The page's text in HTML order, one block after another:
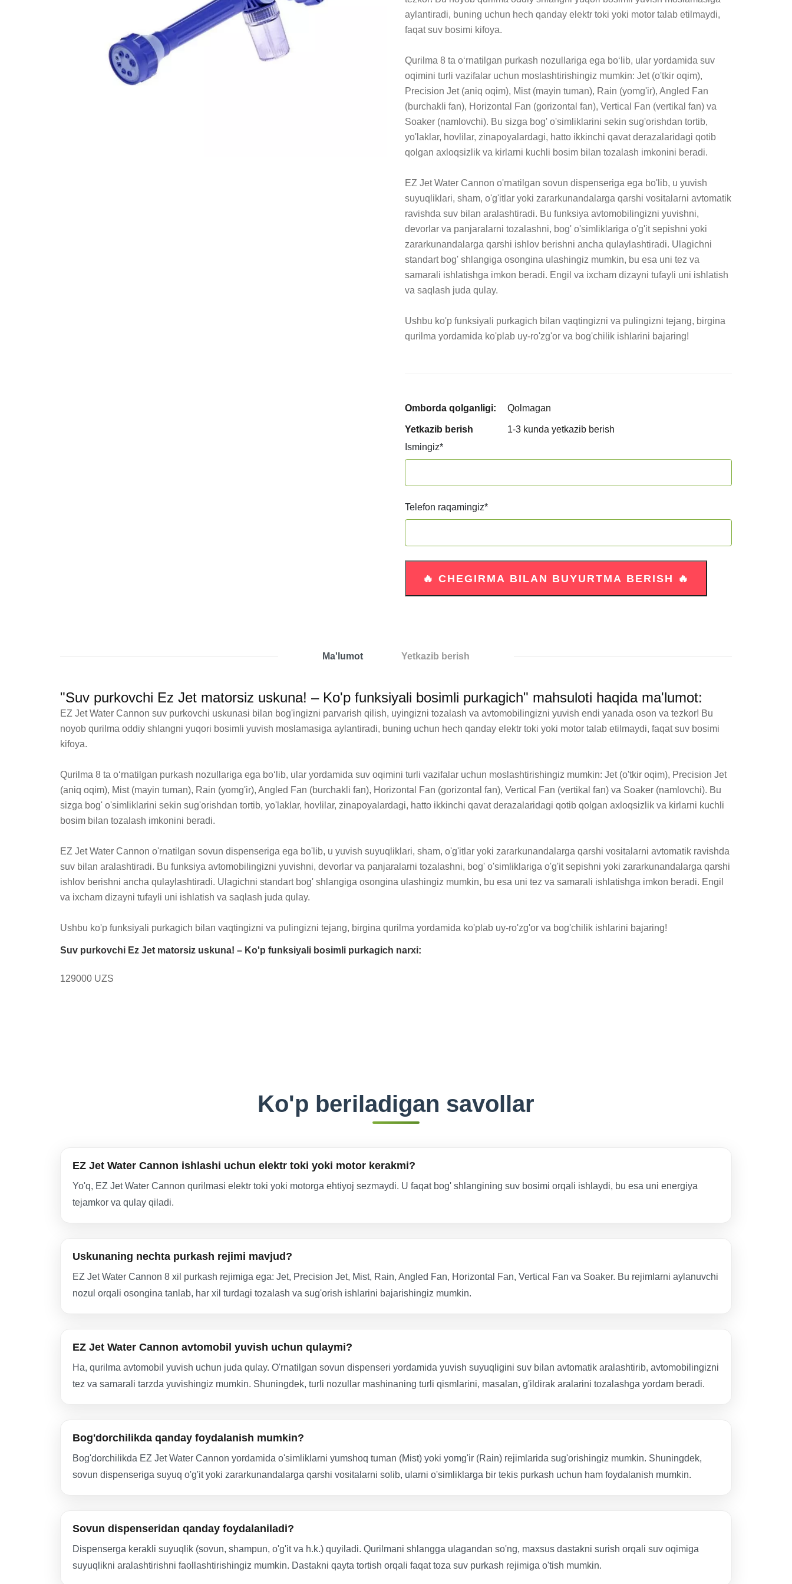
aylantiradi, buning uchun hech qanday elektr toki yoki motor talab etilmaydi,
faqat suv bosimi kifoya.
Qurilma 8 ta o‘rnatilgan purkash nozullariga ega bo‘lib, ular yordamida suv
oqimini turli vazifalar uchun moslashtirishingiz mumkin: Jet (o'tkir oqim),
Precision Jet (aniq oqim), Mist (mayin tuman), Rain (yomg'ir), Angled Fan
(burchakli fan), Horizontal Fan (gorizontal fan), Vertical Fan (vertikal fan) va
Soaker (namlovchi). Bu sizga bog' o'simliklarini sekin sug'orishdan tortib,
yo'laklar, hovlilar, zinapoyalardagi, hatto ikkinchi qavat derazalaridagi qotib
qolgan axloqsizlik va kirlarni kuchli bosim bilan tozalash imkonini beradi.
EZ Jet Water Cannon o'rnatilgan sovun dispenseriga ega bo'lib, u yuvish
suyuqliklari, sham, o'g'itlar yoki zararkunandalarga qarshi vositalarni avtomatik
ravishda suv bilan aralashtiradi. Bu funksiya avtomobilingizni yuvishni,
devorlar va panjaralarni tozalashni, bog' o'simliklariga o'g'it sepishni yoki
zararkunandalarga qarshi ishlov berishni ancha qulaylashtiradi. Ulagichni
standart bog' shlangiga osongina ulashingiz mumkin, bu esa uni tez va
samarali ishlatishga imkon beradi. Engil va ixcham dizayni tufayli uni ishlatish
va saqlash juda qulay.
Ushbu ko'p funksiyali purkagich bilan vaqtingizni va pulingizni tejang, birgina
qurilma yordamida ko'plab uy-ro'zg'or va bog'chilik ishlarini bajaring!
Omborda qolganligi: Qolmagan
Yetkazib berish
1-3 kunda yetkazib berish
Ismingiz*
Telefon raqamingiz*
Ma'lumot Yetkazib berish
"Suv purkovchi Ez Jet matorsiz uskuna! – Ko'p funksiyali bosimli purkagich" mahsuloti haqida ma'lumot:
EZ Jet Water Cannon suv purkovchi uskunasi bilan bog'ingizni parvarish qilish, uyingizni tozalash va avtomobilingizni yuvish endi yanada oson va tezkor! Bu
noyob qurilma oddiy shlangni yuqori bosimli yuvish moslamasiga aylantiradi, buning uchun hech qanday elektr toki yoki motor talab etilmaydi, faqat suv bosimi
kifoya.
Qurilma 8 ta o‘rnatilgan purkash nozullariga ega bo‘lib, ular yordamida suv oqimini turli vazifalar uchun moslashtirishingiz mumkin: Jet (o'tkir oqim), Precision Jet
(aniq oqim), Mist (mayin tuman), Rain (yomg'ir), Angled Fan (burchakli fan), Horizontal Fan (gorizontal fan), Vertical Fan (vertikal fan) va Soaker (namlovchi). Bu
sizga bog' o'simliklarini sekin sug'orishdan tortib, yo'laklar, hovlilar, zinapoyalardagi, hatto ikkinchi qavat derazalaridagi qotib qolgan axloqsizlik va kirlarni kuchli
bosim bilan tozalash imkonini beradi.
EZ Jet Water Cannon o'rnatilgan sovun dispenseriga ega bo'lib, u yuvish suyuqliklari, sham, o'g'itlar yoki zararkunandalarga qarshi vositalarni avtomatik ravishda
suv bilan aralashtiradi. Bu funksiya avtomobilingizni yuvishni, devorlar va panjaralarni tozalashni, bog' o'simliklariga o'g'it sepishni yoki zararkunandalarga qarshi
ishlov berishni ancha qulaylashtiradi. Ulagichni standart bog' shlangiga osongina ulashingiz mumkin, bu esa uni tez va samarali ishlatishga imkon beradi. Engil
va ixcham dizayni tufayli uni ishlatish va saqlash juda qulay.
Ushbu ko'p funksiyali purkagich bilan vaqtingizni va pulingizni tejang, birgina qurilma yordamida ko'plab uy-ro'zg'or va bog'chilik ishlarini bajaring!
Suv purkovchi Ez Jet matorsiz uskuna! – Ko'p funksiyali bosimli purkagich narxi:
129000 UZS
Ko'p beriladigan savollar
EZ Jet Water Cannon ishlashi uchun elektr toki yoki motor kerakmi?
Yo'q, EZ Jet Water Cannon qurilmasi elektr toki yoki motorga ehtiyoj sezmaydi. U faqat bog' shlangining suv bosimi orqali ishlaydi, bu esa uni energiya
tejamkor va qulay qiladi.
Uskunaning nechta purkash rejimi mavjud?
EZ Jet Water Cannon 8 xil purkash rejimiga ega: Jet, Precision Jet, Mist, Rain, Angled Fan, Horizontal Fan, Vertical Fan va Soaker. Bu rejimlarni aylanuvchi
nozul orqali osongina tanlab, har xil turdagi tozalash va sug'orish ishlarini bajarishingiz mumkin.
EZ Jet Water Cannon avtomobil yuvish uchun qulaymi?
Ha, qurilma avtomobil yuvish uchun juda qulay. O'rnatilgan sovun dispenseri yordamida yuvish suyuqligini suv bilan avtomatik aralashtirib, avtomobilingizni
tez va samarali tarzda yuvishingiz mumkin. Shuningdek, turli nozullar mashinaning turli qismlarini, masalan, g'ildirak aralarini tozalashga yordam beradi.
Bog'dorchilikda qanday foydalanish mumkin?
Bog'dorchilikda EZ Jet Water Cannon yordamida o'simliklarni yumshoq tuman (Mist) yoki yomg'ir (Rain) rejimlarida sug'orishingiz mumkin. Shuningdek,
sovun dispenseriga suyuq o'g'it yoki zararkunandalarga qarshi vositalarni solib, ularni o'simliklarga bir tekis purkash uchun ham foydalanish mumkin.
Sovun dispenseridan qanday foydalaniladi?
Dispenserga kerakli suyuqlik (sovun, shampun, o'g'it va h.k.) quyiladi. Qurilmani shlangga ulagandan so'ng, maxsus dastakni surish orqali suv oqimiga
suyuqlikni aralashtirishni faollashtirishingiz mumkin. Dastakni qayta tortish orqali faqat toza suv purkash rejimiga o'tish mumkin.